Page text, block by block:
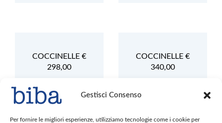
Gestisci Consenso
Per fornire le migliori esperienze, utilizziamo tecnologie come i cookie per
COCCINELLE €
298,00
COCCINELLE €
340,00